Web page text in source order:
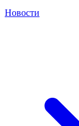
Новости